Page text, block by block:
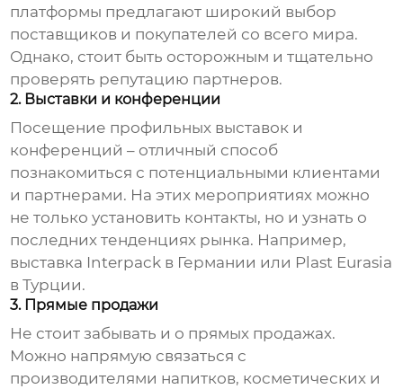
платформы предлагают широкий выбор
поставщиков и покупателей со всего мира.
Однако, стоит быть осторожным и тщательно
проверять репутацию партнеров.
2. Выставки и конференции
Посещение профильных выставок и
конференций – отличный способ
познакомиться с потенциальными клиентами
и партнерами. На этих мероприятиях можно
не только установить контакты, но и узнать о
последних тенденциях рынка. Например,
выставка Interpack в Германии или Plast Eurasia
в Турции.
3. Прямые продажи
Не стоит забывать и о прямых продажах.
Можно напрямую связаться с
производителями напитков, косметических и